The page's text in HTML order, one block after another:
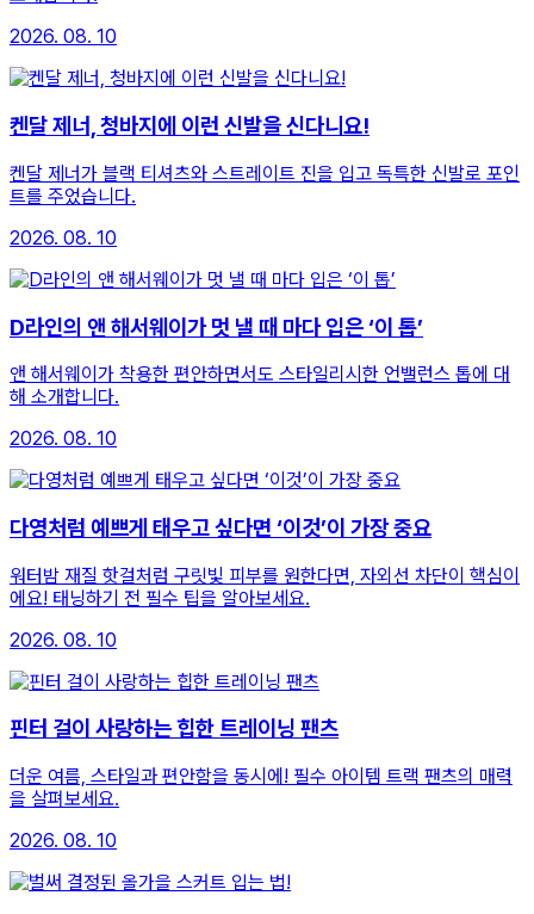
2026. 08. 10
켄달 제너, 청바지에 이런 신발을 신다니요!
켄달 제너가 블랙 티셔츠와 스트레이트 진을 입고 독특한 신발로 포인
트를 주었습니다.
2026. 08. 10
D라인의 앤 해서웨이가 멋 낼 때 마다 입은 ‘이 톱’
앤 해서웨이가 착용한 편안하면서도 스타일리시한 언밸런스 톱에 대
해 소개합니다.
2026. 08. 10
다영처럼 예쁘게 태우고 싶다면 ‘이것’이 가장 중요
워터밤 재질 핫걸처럼 구릿빛 피부를 원한다면, 자외선 차단이 핵심이
에요! 태닝하기 전 필수 팁을 알아보세요.
2026. 08. 10
핀터 걸이 사랑하는 힙한 트레이닝 팬츠
더운 여름, 스타일과 편안함을 동시에! 필수 아이템 트랙 팬츠의 매력
을 살펴보세요.
2026. 08. 10